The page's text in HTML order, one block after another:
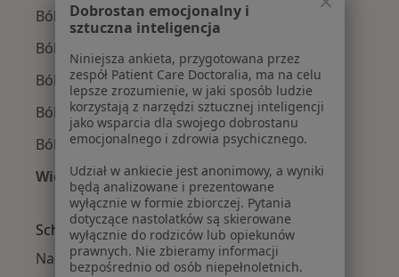
Bóle kręgosłupa w Oleśnicy
Bóle kręgosłupa w Trzebnicy
Bóle kręgosłupa w Strzelinie
Bóle kręgosłupa w Obornikach Śląskich
Bóle kręgosłupa w Oławie
Więcej (14)
Więcej w kategorii: W pobliżu Wrocławia
Schorzenia w Wrocławiu
Nadciśnienie tętnicze w Wrocławiu
Dobrostan emocjonalny i
sztuczna inteligencja
Niniejsza ankieta, przygotowana przez
zespół Patient Care Doctoralia, ma na celu
lepsze zrozumienie, w jaki sposób ludzie
korzystają z narzędzi sztucznej inteligencji
jako wsparcia dla swojego dobrostanu
emocjonalnego i zdrowia psychicznego.
Udział w ankiecie jest anonimowy, a wyniki
będą analizowane i prezentowane
wyłącznie w formie zbiorczej. Pytania
dotyczące nastolatków są skierowane
wyłącznie do rodziców lub opiekunów
prawnych. Nie zbieramy informacji
bezpośrednio od osób niepełnoletnich.